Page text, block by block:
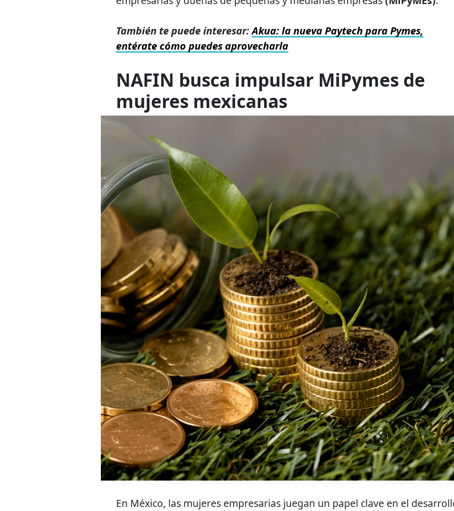
También te puede interesar:Akua: la nueva Paytech para Pymes,
entérate cómo puedes aprovecharla
NAFIN busca impulsar MiPymes de
mujeres mexicanas
En México, las mujeres empresarias juegan un papel clave en el